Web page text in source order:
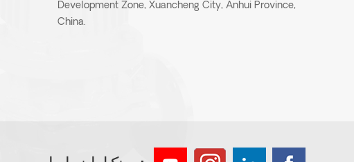
Development Zone, Xuancheng City, Anhui Province,
China.